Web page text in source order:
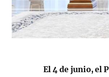
首届“中国-中亚”峰会
El 4 de junio, el